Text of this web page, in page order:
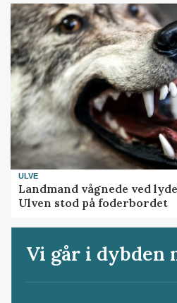
ULVE
Landmand vågnede ved
Ulven stod på foderbordet
Vi går i dybden